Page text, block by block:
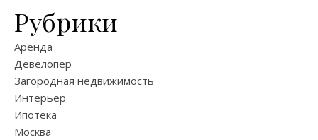
Рубрики
Аренда
Девелопер
Загородная недвижимость
Интерьер
Ипотека
Москва